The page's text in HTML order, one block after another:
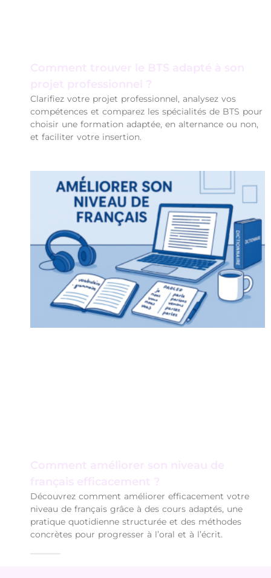
Comment trouver le BTS adapté à son
projet professionnel ?
Clarifiez votre projet professionnel, analysez vos
compétences et comparez les spécialités de BTS pour
choisir une formation adaptée, en alternance ou non,
et faciliter votre insertion.
Comment améliorer son niveau de
français efficacement ?
Découvrez comment améliorer efficacement votre
niveau de français grâce à des cours adaptés, une
pratique quotidienne structurée et des méthodes
concrètes pour progresser à l’oral et à l’écrit.